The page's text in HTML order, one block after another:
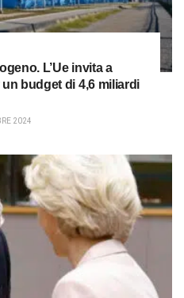
L’Ue invita a
budget di 4,6 miliardi
2024